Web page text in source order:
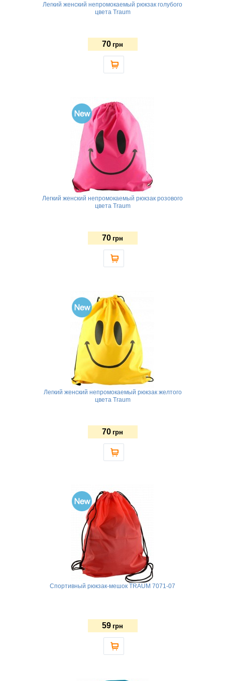
Легкий женский непромокаемый рюкзак голубого
цвета Traum
70 грн
Легкий женский непромокаемый рюкзак розового
цвета Traum
70 грн
Легкий женский непромокаемый рюкзак желтого
цвета Traum
70 грн
Спортивный рюкзак-мешок TRAUM 7071-07
59 грн